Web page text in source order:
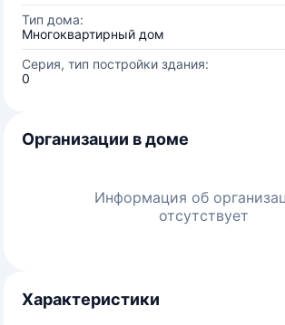
Тип дома:
Многоквартирный дом
Серия, тип постройки здания:
0
Организации в доме
Информация об
отсутствует
Характеристики